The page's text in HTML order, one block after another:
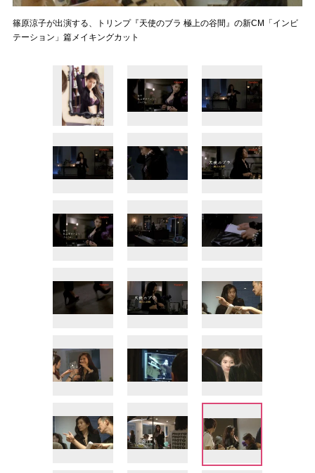
篠原涼子が出演する、トリンプ『天使のブラ 極上の谷間』の新CM「インビ
テーション」篇メイキングカット